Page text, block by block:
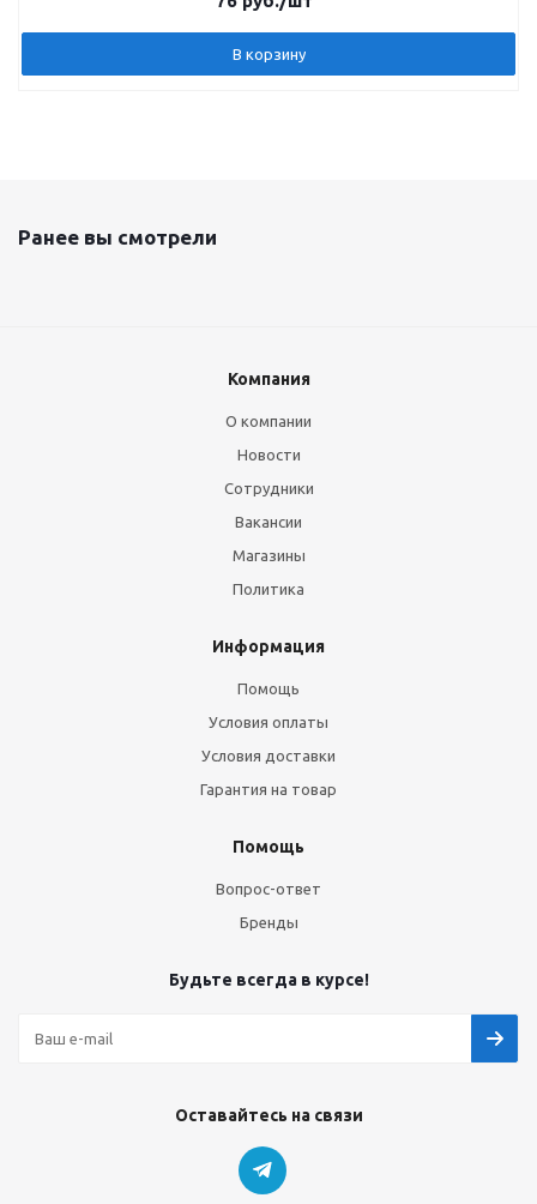
В корзину
Ранее вы смотрели
Компания
О компании
Новости
Сотрудники
Вакансии
Магазины
Политика
Информация
Помощь
Условия оплаты
Условия доставки
Гарантия на товар
Помощь
Вопрос-ответ
Бренды
Будьте всегда в курсе!
Оставайтесь на связи